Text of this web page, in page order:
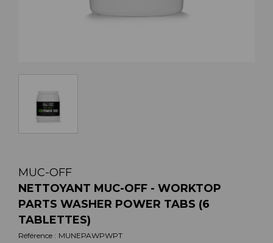
MUC-OFF
NETTOYANT MUC-OFF - WORKTOP
PARTS WASHER POWER TABS (6
TABLETTES)
Référence : MUNEPAWPWPT